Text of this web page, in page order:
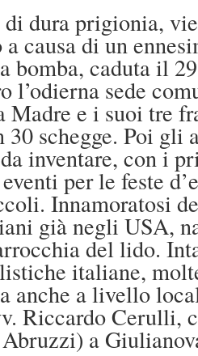
dura prigionia,
causa di un
bomba, caduta il
l’odierna sede
Madre e i suoi tre
30 schegge. Poi
inventare, con i
per le feste
Innamoratosi
già negli USA,
del lido.
italiane,
anche a livello
Riccardo Cerulli,
a